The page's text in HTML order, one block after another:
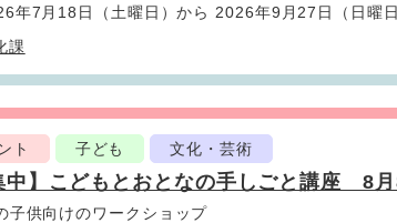
年7月18日（土曜日）から 2026年9月27日（日曜日
課
ト 子ども 文化・芸術
中】こどもとおとなの手しごと講座 8月
子供向けのワークショップ